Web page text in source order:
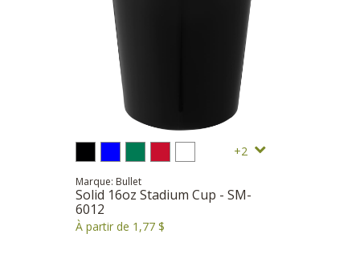
2
Marque: Bullet
Solid 16oz Stadium Cup - SM-
6012
À partir de 1,77 $